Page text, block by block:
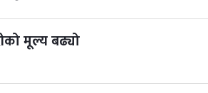
मूल्य बढ्यो